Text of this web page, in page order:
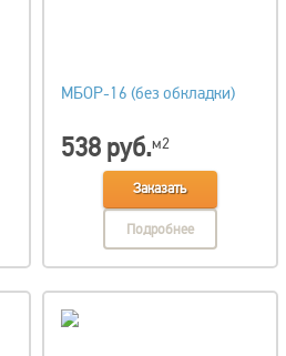
МБОР-16 (без обкладки)
538 руб.м2
Заказать
Подробнее